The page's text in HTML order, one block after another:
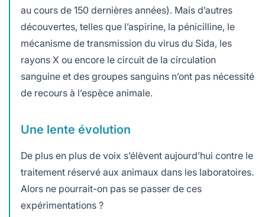
au cours de 150 dernières années). Mais d’autres
découvertes, telles que l’aspirine, la pénicilline, le
mécanisme de transmission du virus du Sida, les
rayons X ou encore le circuit de la circulation
sanguine et des groupes sanguins n’ont pas nécessité
de recours à l’espèce animale.
Une lente évolution
De plus en plus de voix s’élèvent aujourd’hui contre le
traitement réservé aux animaux dans les laboratoires.
Alors ne pourrait-on pas se passer de ces
expérimentations ?